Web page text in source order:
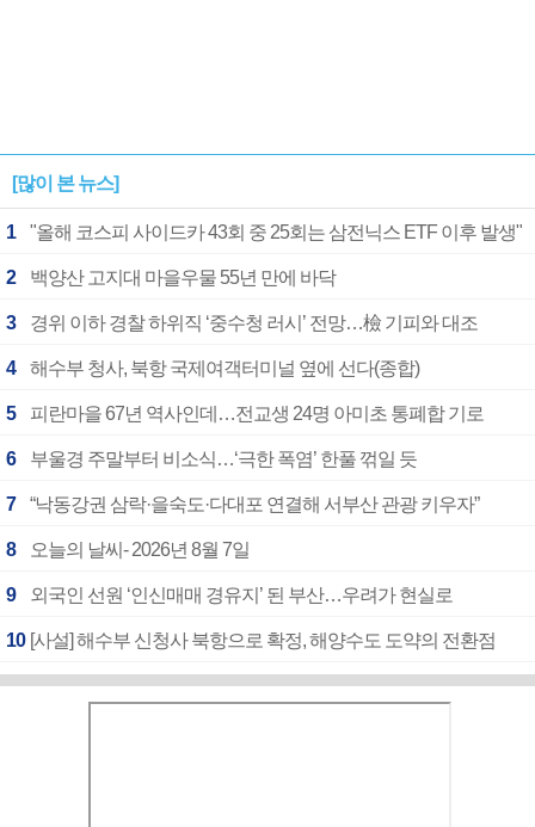
[많이 본 뉴스]
1 "올해 코스피 사이드카 43회 중 25회는 삼전닉스 ETF 이후 발생"
2 백양산 고지대 마을우물 55년 만에 바닥
3 경위 이하 경찰 하위직 ‘중수청 러시’ 전망…檢 기피와 대조
4 해수부 청사, 북항 국제여객터미널 옆에 선다(종합)
5 피란마을 67년 역사인데…전교생 24명 아미초 통폐합 기로
6 부울경 주말부터 비소식…‘극한 폭염’ 한풀 꺾일 듯
7 “낙동강권 삼락·을숙도·다대포 연결해 서부산 관광 키우자”
8 오늘의 날씨- 2026년 8월 7일
9 외국인 선원 ‘인신매매 경유지’ 된 부산…우려가 현실로
10 [사설] 해수부 신청사 북항으로 확정, 해양수도 도약의 전환점